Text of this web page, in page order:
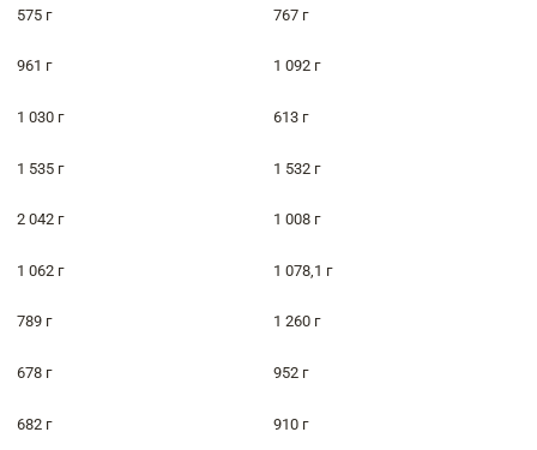
575 г 767 г
961 г 1 092 г
1 030 г 613 г
1 535 г 1 532 г
2 042 г 1 008 г
1 062 г 1 078,1 г
789 г 1 260 г
678 г 952 г
682 г 910 г